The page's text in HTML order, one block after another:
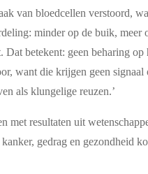
van bloedcellen verstoord,
minder op de buik,
betekent: geen beharing
want die krijgen geen
als klungelige reuzen.’
met resultaten uit
gedrag en gezondheid